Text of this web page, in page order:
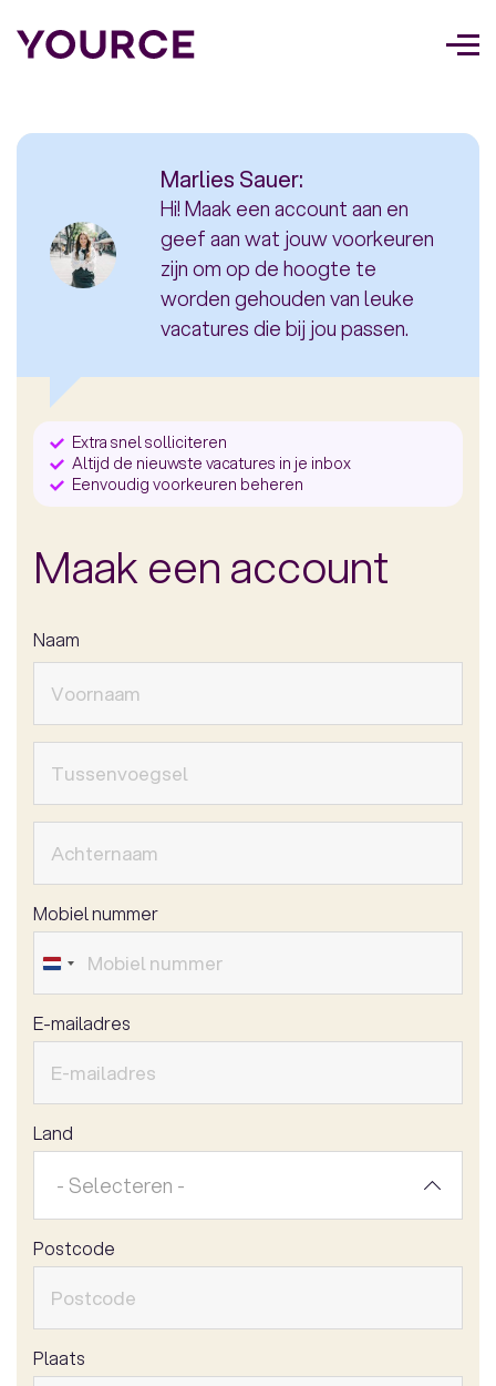
Marlies Sauer:
Hi! Maak een account aan en
geef aan wat jouw voorkeuren
zijn om op de hoogte te
worden gehouden van leuke
vacatures die bij jou passen.
Extra snel solliciteren
Altijd de nieuwste vacatures in je inbox
Eenvoudig voorkeuren beheren
Maak een account
Naam
Mobiel nummer
E-mailadres
Land
- Selecteren -
Postcode
Plaats